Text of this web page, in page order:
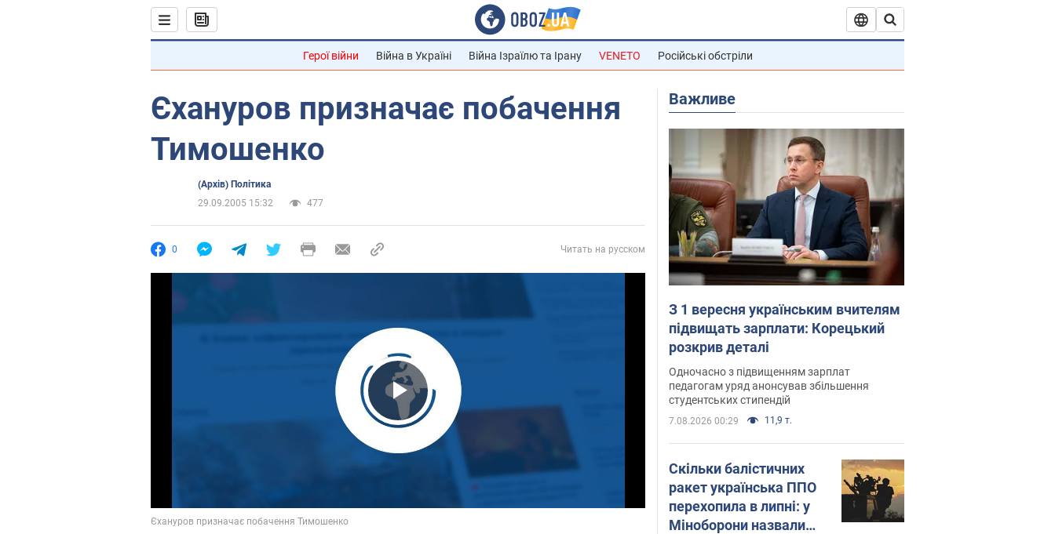
Герої війни Війна в Україні Війна Ізраїлю та Ірану VENETO Російські обстріли
Єхануров призначає побачення
Тимошенко
(Архів) Політика
29.09.2005 15:32
477
0 Читать на русском
Play Video
Важливе
З 1 вересня українським вчителям
підвищать зарплати: Корецький
розкрив деталі
Одночасно з підвищенням зарплат
педагогам уряд анонсував збільшення
студентських стипендій
7.08.2026 00:29 11,9 т.
Скільки балістичних
ракет українська ППО
перехопила в липні: у
Міноборони назвали